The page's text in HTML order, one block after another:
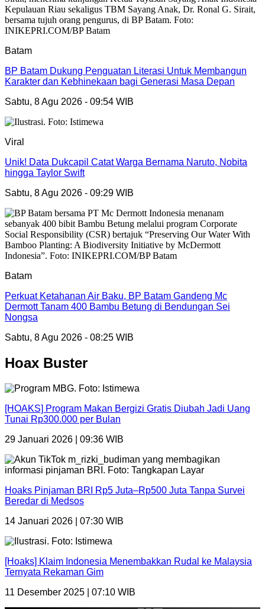
Batam
BP Batam Dukung Penguatan Literasi Untuk Membangun
Karakter dan Kebhinekaan bagi Generasi Masa Depan
Sabtu, 8 Agu 2026 - 09:54 WIB
Viral
Unik! Data Dukcapil Catat Warga Bernama Naruto, Nobita
hingga Taylor Swift
Sabtu, 8 Agu 2026 - 09:29 WIB
Batam
Perkuat Ketahanan Air Baku, BP Batam Gandeng Mc
Dermott Tanam 400 Bambu Betung di Bendungan Sei
Nongsa
Sabtu, 8 Agu 2026 - 08:25 WIB
Hoax Buster
[HOAKS] Program Makan Bergizi Gratis Diubah Jadi Uang
Tunai Rp300.000 per Bulan
29 Januari 2026 | 09:36 WIB
Hoaks Pinjaman BRI Rp5 Juta–Rp500 Juta Tanpa Survei
Beredar di Medsos
14 Januari 2026 | 07:30 WIB
[Hoaks] Klaim Indonesia Menembakkan Rudal ke Malaysia
Ternyata Rekaman Gim
11 Desember 2025 | 07:10 WIB